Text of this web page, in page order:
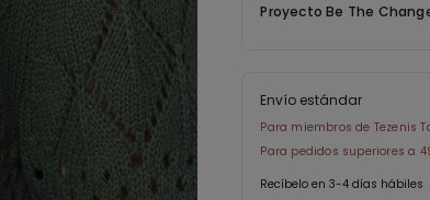
Proyecto Be The
Envío estándar
Para miembros de Tezenis
Para pedidos superiores a
Recíbelo en 3-4 días hábiles